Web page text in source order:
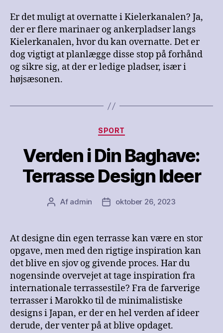
Er det muligt at overnatte i Kielerkanalen? Ja,
der er flere marinaer og ankerpladser langs
Kielerkanalen, hvor du kan overnatte. Det er
dog vigtigt at planlægge disse stop på forhånd
og sikre sig, at der er ledige pladser, især i
højsæsonen.
Kategorier
SPORT
Verden i Din Baghave:
Terrasse Design Ideer
Indlægsforfatter
Af admin Indlægsdato
oktober 26, 2023
At designe din egen terrasse kan være en stor
opgave, men med den rigtige inspiration kan
det blive en sjov og givende proces. Har du
nogensinde overvejet at tage inspiration fra
internationale terrassestile? Fra de farverige
terrasser i Marokko til de minimalistiske
designs i Japan, er der en hel verden af ideer
derude, der venter på at blive opdaget.